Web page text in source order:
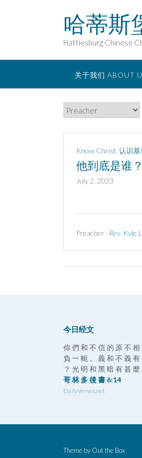
哈蒂斯
Hattiesburg Chinese
关于我们 ABOUT
Know Christ 认识基
他到底是谁？
July 2, 2023
Preacher : Rev. Kyle
今日经文
你 們 和 不 信 的 原 不 相
負 一 軛 。 義 和 不 義
？ 光 明 和 黑 暗 有 甚 麼
哥 林 多 後 書 6:14
DailyVerses.net
Theme by Out the Box